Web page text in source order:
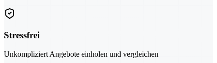
Stressfrei
Unkompliziert Angebote einholen und vergleichen